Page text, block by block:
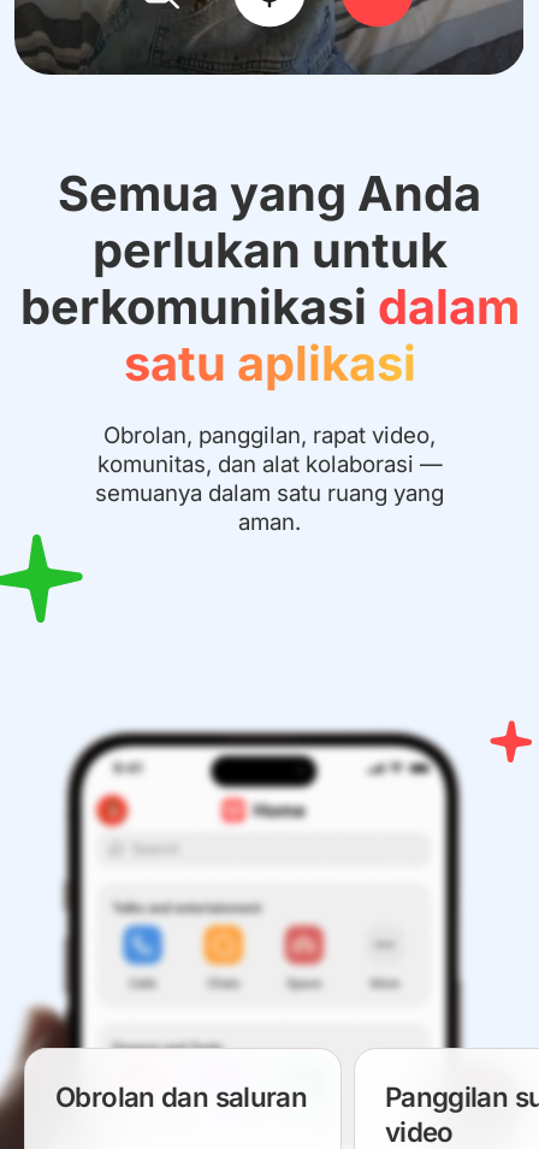
Semua yang Anda
perlukan untuk
berkomunikasi dalam
satu aplikasi
Obrolan, panggilan, rapat video,
komunitas, dan alat kolaborasi —
semuanya dalam satu ruang yang
aman.
Obrolan dan saluran
Panggilan
video